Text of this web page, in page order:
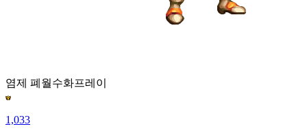
염제 폐월수화프레이
1,033